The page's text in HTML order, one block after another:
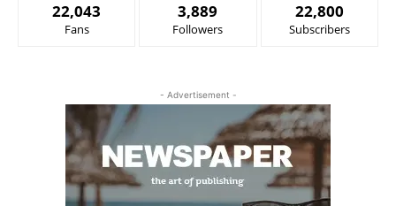
22,043
Fans
3,889
Followers
22,800
Subscribers
- Advertisement -